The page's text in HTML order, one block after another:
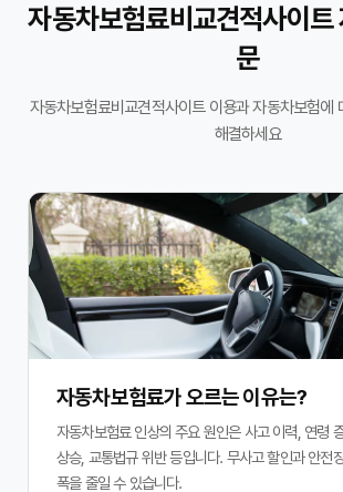
자동차보험료비교견적사이트
문
자동차보험료비교견적사이트 이용과 자동차보험에
해결하세요
자동차보험료가 오르는 이유는?
자동차보험료 인상의 주요 원인은 사고 이력, 연령
상승, 교통법규 위반 등입니다. 무사고 할인과 안전
폭을 줄일 수 있습니다.